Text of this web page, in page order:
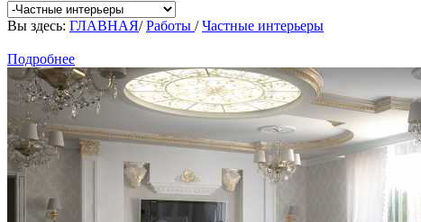
Вы здесь: ГЛАВНАЯ/Работы /Частные интерьеры
Подробнее